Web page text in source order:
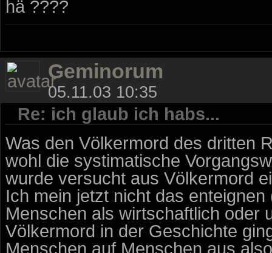
hä ????
Geminorum
05.11.03 10:35
Re: ich glaub ich habs...
Was den Völkermord des dritten
wohl die systimatische
wurde versucht aus Völkermord
Ich mein jetzt nicht das
Menschen als wirtschaftlich oder
Völkermord in der Geschichte
Menschen auf Menschen aus